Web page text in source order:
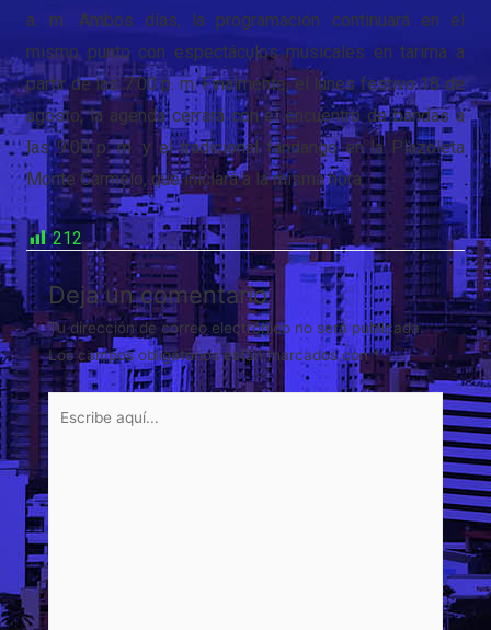
a. m. Ambos días, la programación continuará en el
mismo punto con espectáculos musicales en tarima a
partir de las 7:00 p. m. Finalmente, el lunes festivo 18 de
agosto, la agenda cerrará con el encuentro de bandas a
las 9:00 p. m. y el tradicional fandango en la Plazoleta
Monte Carmelo, que iniciará a la misma hora.
212
Deja un comentario
Tu dirección de correo electrónico no será publicada.
Los campos obligatorios están marcados con*